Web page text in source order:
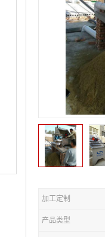
加工定制
产品类型